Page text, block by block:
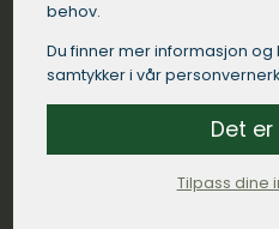
Kommunikasjon:
kommuniserer tydelig og
dine henvendelser.
behov.
Du finner mer informasjon
samtykker i vår
Det
Tilpass dine